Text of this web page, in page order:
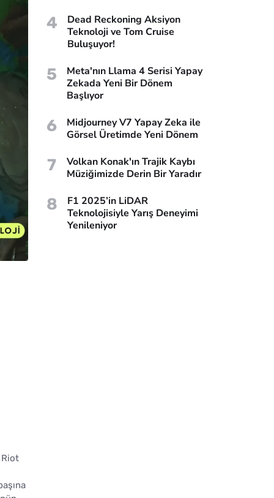
Riot
4
Dead Reckoning Aksiyon
Teknoloji ve Tom Cruise
Buluşuyor!
5
Meta'nın Llama 4 Serisi Yapay
Zekada Yeni Bir Dönem
Başlıyor
6
Midjourney V7 Yapay Zeka ile
Görsel Üretimde Yeni Dönem
7
Volkan Konak'ın Trajik Kaybı
Müziğimizde Derin Bir Yaradır
8
F1 2025’in LiDAR
Teknolojisiyle Yarış Deneyimi
Yenileniyor